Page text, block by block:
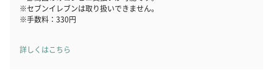
※セブンイレブンは取り扱いできません。
※手数料：330円
詳しくはこちら